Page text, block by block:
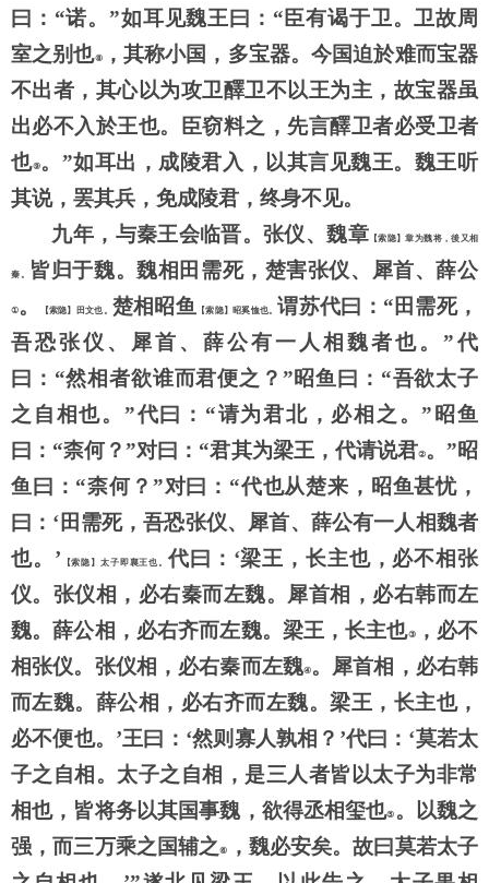
曰：“诺。”如耳见魏王曰：“臣有谒于卫。卫故周
室之别也⑧，其称小国，多宝器。今国迫於难而宝器
不出者，其心以为攻卫醳卫不以王为主，故宝器虽
出必不入於王也。臣窃料之，先言醳卫者必受卫者
也⑨ 。 ”如耳出，成陵君入，以其言见魏王。魏王听
其说，罢其兵，免成陵君，终身不见。
九年，与秦王会临晋。张仪、魏章【索隐】章为魏将，後又相
秦。 皆归于魏。魏相田需死，楚害张仪、犀首、薛公
① 。 【索隐】田文也。 楚相昭鱼 【索隐】昭奚恤也。 谓苏代曰： “田需死，
吾恐张仪、犀首、薛公有一人相魏者也。”代
曰：“然相者欲谁而君便之？”昭鱼曰：“吾欲太子
之自相也。”代曰：“请为君北，必相之。”昭鱼
曰：“柰何？”对曰：“君其为梁王，代请说君②。 ”昭
鱼曰：“柰何？”对曰：“代也从楚来，昭鱼甚忧，
曰：‘田需死，吾恐张仪、犀首、薛公有一人相魏者
也。’ 【索隐】太子即襄王也。 代曰： ‘梁王，长主也，必不相张
仪。张仪相，必右秦而左魏。犀首相，必右韩而左
魏。薛公相，必右齐而左魏。梁王，长主也③，必不
相张仪。张仪相，必右秦而左魏④ 。犀首相，必右韩
而左魏。薛公相，必右齐而左魏。梁王，长主也，
必不便也。 ’王曰：‘然则寡人孰相？’代曰：‘莫若太
子之自相。太子之自相，是三人者皆以太子为非常
相也，皆将务以其国事魏，欲得丞相玺也⑤ 。以魏之
强，而三万乘之国辅之⑥
，魏必安矣。故曰莫若太子